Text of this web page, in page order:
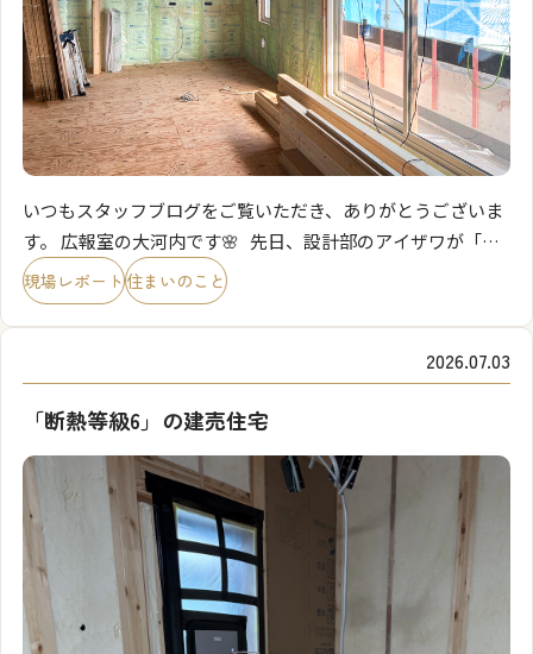
いつもスタッフブログをご覧いただき、ありがとうございま
す。 広報室の大河内です🌸 先日、設計部のアイザワが「断
熱等級6」の美都住販の建売住宅について、そしてその性能
を支える気密性についてご紹介しました。 「 […]
現場レポート住まいのこと
2026.07.03
「断熱等級6」の建売住宅